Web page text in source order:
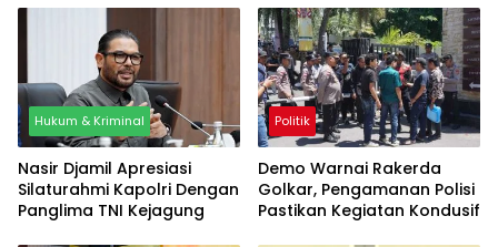
Hukum & Kriminal
Nasir Djamil Apresiasi
Silaturahmi Kapolri Dengan
Panglima TNI Kejagung
Politik
Demo Warnai Rakerda
Golkar, Pengamanan Polisi
Pastikan Kegiatan Kondusif